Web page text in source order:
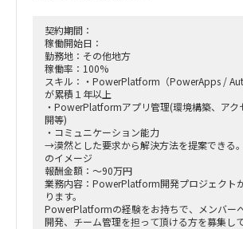
作業も発生します。
契約期間：
稼働開始日：
勤務地：その他地方
稼働率：100%
スキル：・PowerPlatform（PowerApps /
が累積１年以上
・PowerPlatformアプリ管理(環境構築、アク
開等)
・コミュニケーション能力
→漠然とした要求から解決方法を提案できる
のイメージ
報酬金額：～90万円
業務内容：PowerPlatform開発プロジェクト
ります。
PowerPlatformの経験をお持ちで、メンバー
開発、チーム管理を担って頂ける方を募集して